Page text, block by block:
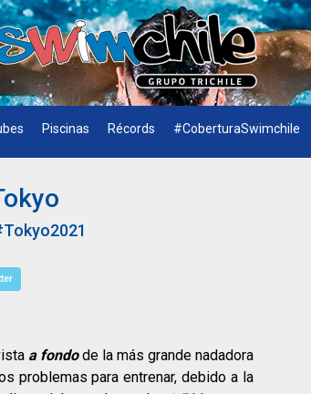
Piscinas Récords #CoberturaSwimchile
a fondode la más grande nadadora
problemas para entrenar, debido a la